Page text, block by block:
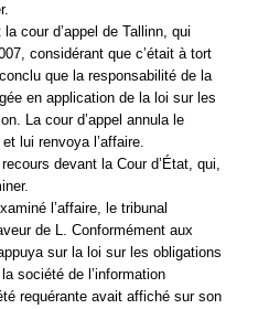
cour d’appel de Tallinn, qui
considérant que c’était à tort
que la responsabilité de la
en application de la loi sur les
La cour d’appel annula le
lui renvoya l’affaire.
devant la Cour d’État, qui,
l’affaire, le tribunal
de L. Conformément aux
sur la loi sur les obligations
société de l’information
requérante avait affiché sur son